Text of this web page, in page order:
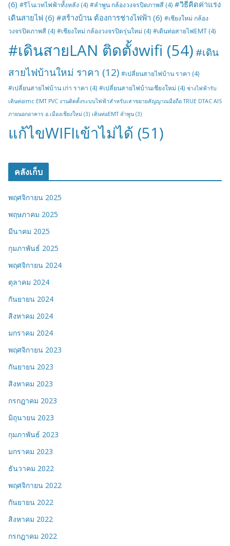
(6) #รีโนเวทไฟฟ้าทั้งหลัง (4) #ลำพูน กล้องวงจรปิดภาพสี (4) #วิธีคิดค่าแรง
เดินสายไฟ (6) #สร้างบ้าน ต้องการช่างไฟฟ้า (6) #เชียงใหม่ กล้อง
วงจรปิดภาพสี (4) #เชียงใหม่ กล้องวงจรปิดรุ่นใหม่ (4) #เดินท่อสายไฟEMT (4)
#เดินสายLAN ติดตั้งwifi (54) #เดิน
สายไฟบ้านใหม่ ราคา (12) #เปลี่ยนสายไฟบ้าน ราคา (4)
#เปลี่ยนสายไฟบ้าน เก่า ราคา (4) #เปลี่ยนสายไฟบ้านเชียงใหม่ (4) ช่างไฟฟ้ารับ
เดินท่อimc EMT PVC งานติดตั้งระบบไฟฟ้าสำหรับเสาขยายสัญญาณมือถือ TRUE DTAC AIS
ภายนอกอาคาร อ.เมืองเชียงใหม่ (3) เดินท่อEMT ลำพูน (3)
แก้ไขWIFIเข้าไม่ได้ (51)
คลังเก็บ
พฤศจิกายน 2025
พฤษภาคม 2025
มีนาคม 2025
กุมภาพันธ์ 2025
พฤศจิกายน 2024
ตุลาคม 2024
กันยายน 2024
สิงหาคม 2024
มกราคม 2024
พฤศจิกายน 2023
กันยายน 2023
สิงหาคม 2023
กรกฎาคม 2023
มิถุนายน 2023
กุมภาพันธ์ 2023
มกราคม 2023
ธันวาคม 2022
พฤศจิกายน 2022
กันยายน 2022
สิงหาคม 2022
กรกฎาคม 2022